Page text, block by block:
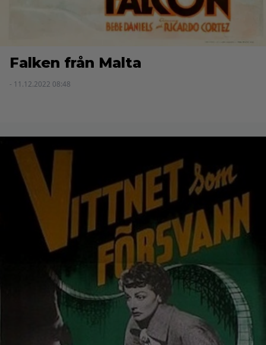
Falken från Malta
- 11.12.2022 08:48